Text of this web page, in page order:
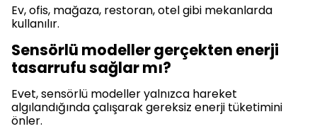
Ev, ofis, mağaza, restoran, otel gibi mekanlarda
kullanılır.
Sensörlü modeller gerçekten enerji
tasarrufu sağlar mı?
Evet, sensörlü modeller yalnızca hareket
algılandığında çalışarak gereksiz enerji tüketimini
önler.